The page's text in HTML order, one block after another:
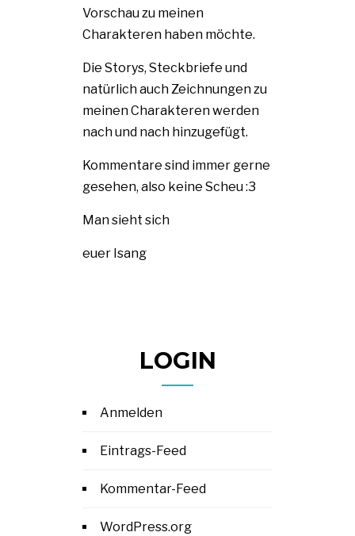
Vorschau zu meinen
Charakteren haben möchte.
Die Storys, Steckbriefe und
natürlich auch Zeichnungen zu
meinen Charakteren werden
nach und nach hinzugefügt.
Kommentare sind immer gerne
gesehen, also keine Scheu :3
Man sieht sich
euer Isang
LOGIN
Anmelden
Eintrags-Feed
Kommentar-Feed
WordPress.org